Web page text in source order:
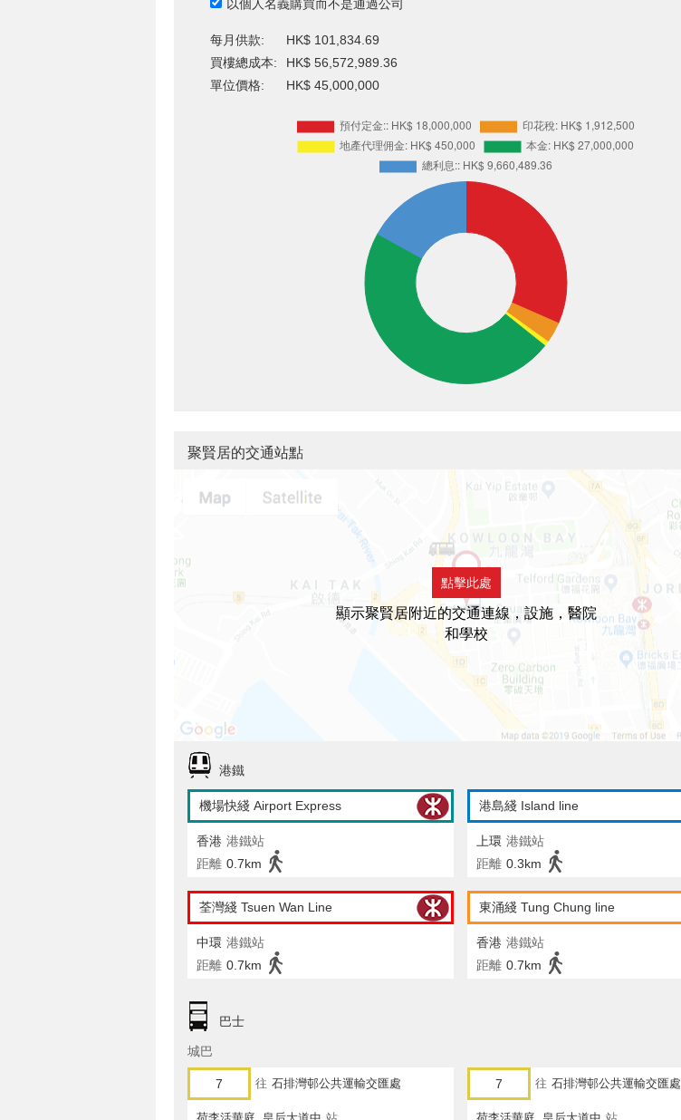
以個人名義購買而不是通過公司
每月供款:
HK$ 101,834.69
買樓總成本:
HK$ 56,572,989.36
單位價格:
HK$ 45,000,000
聚賢居的交通站點
點擊此處
顯示聚賢居附近的交通連線，設施，醫院
和學校
港鐵
機場快綫 Airport Express
香港 港鐵站
距離 0.7km
港島綫 Island line
上環 港鐵站
距離 0.3km
荃灣綫 Tsuen Wan Line
中環 港鐵站
距離 0.7km
東涌綫 Tung Chung line
香港 港鐵站
距離 0.7km
巴士
城巴
7 往 石排灣邨公共運輸交匯處 7 往 石排灣邨公共運輸交匯處